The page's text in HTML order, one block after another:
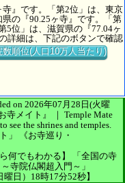
寺』です。「第2位」は、東京
の『90.25ヶ寺』です。「第
5位」は、滋賀県の『77.04ヶ
詳細は、下記のボタンで確認
数順位(人口10万人当たり)
on 2026年07月28日(火曜
お寺メイト』 ｜ Temple Mate
seethe shrines and temples.
」
《お寺巡り・
何でもわかる】
「全国の寺
寺院仏閣超入門～」
日）18時17分52秒】